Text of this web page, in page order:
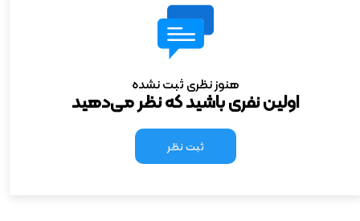
هنوز نظری ثبت نشده
اولین نفری باشید که نظر می‌دهید
ثبت نظر